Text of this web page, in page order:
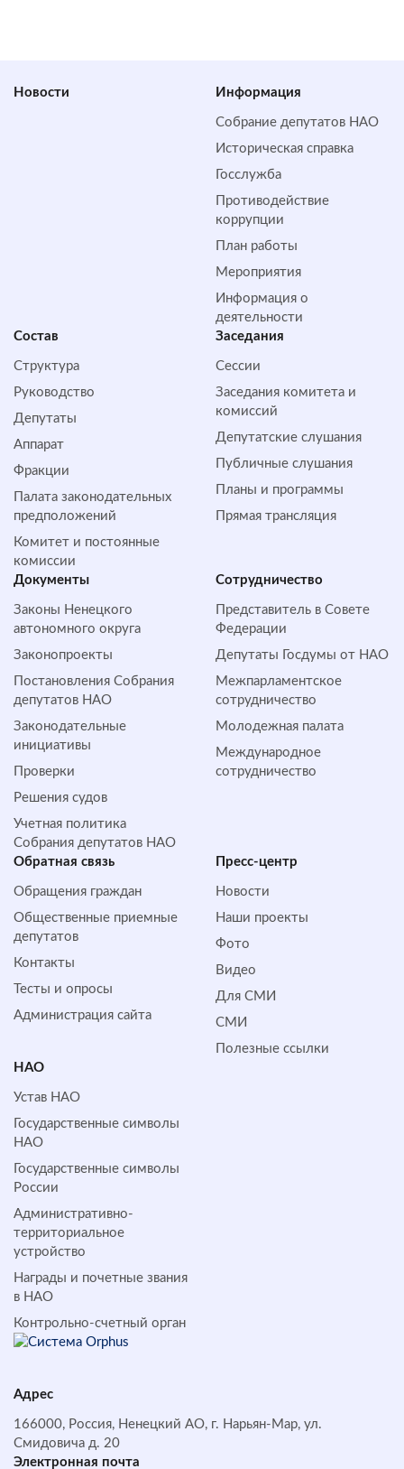
Новости Информация
Собрание депутатов НАО
Историческая справка
Госслужба
Противодействие
коррупции
План работы
Мероприятия
Информация о
деятельности
Состав
Структура
Руководство
Депутаты
Аппарат
Фракции
Палата законодательных
предположений
Комитет и постоянные
комиссии
Заседания
Сессии
Заседания комитета и
комиссий
Депутатские слушания
Публичные слушания
Планы и программы
Прямая трансляция
Документы
Законы Ненецкого
автономного округа
Законопроекты
Постановления Собрания
депутатов НАО
Законодательные
инициативы
Проверки
Решения судов
Учетная политика
Собрания депутатов НАО
Сотрудничество
Представитель в Совете
Федерации
Депутаты Госдумы от НАО
Межпарламентское
сотрудничество
Молодежная палата
Международное
сотрудничество
Обратная cвязь
Обращения граждан
Общественные приемные
депутатов
Контакты
Тесты и опросы
Администрация сайта
Пресс-центр
Новости
Наши проекты
Фото
Видео
Для СМИ
СМИ
Полезные ссылки
НАО
Устав НАО
Государственные символы
НАО
Государственные символы
России
Административно-
территориальное
устройство
Награды и почетные звания
в НАО
Контрольно-счетный орган
Адрес
166000, Россия, Ненецкий АО, г. Нарьян-Мар, ул.
Смидовича д. 20
Электронная почта